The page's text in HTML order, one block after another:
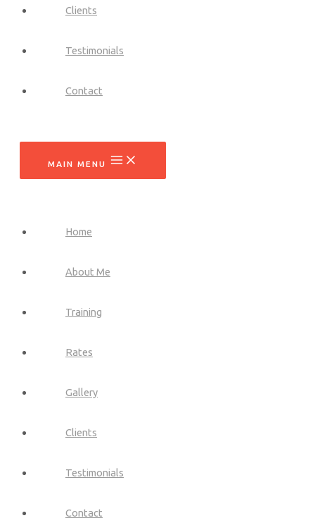
Clients
Testimonials
Contact
MAIN MENU
Home
About Me
Training
Rates
Gallery
Clients
Testimonials
Contact